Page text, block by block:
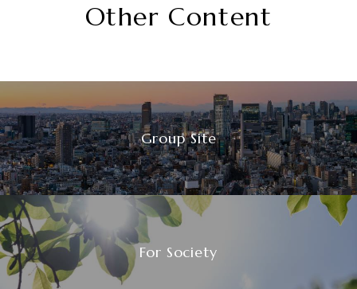
Other Content
Group Site
For Society